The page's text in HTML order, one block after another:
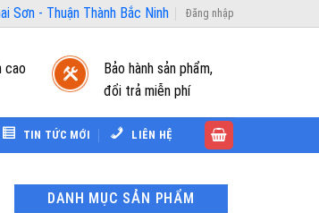
Sơn - Thuận Thành Bắc Ninh Đăng nhập
cao
Bảo hành sản phẩm,
đổi trả miễn phí
TIN TỨC MỚI LIÊN HỆ
DANH MỤC SẢN PHẨM